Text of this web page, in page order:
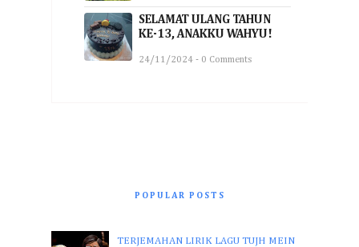
SELAMAT ULANG TAHUN
KE-13, ANAKKU WAHYU!
24/11/2024 - 0 Comments
POPULAR POSTS
TERJEMAHAN LIRIK LAGU TUJH MEIN